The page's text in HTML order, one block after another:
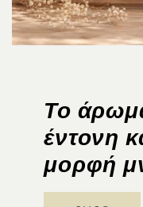
Το
έντονη
μορφή